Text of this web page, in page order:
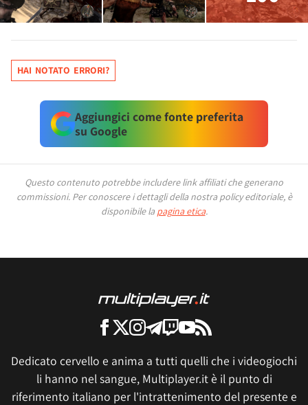
HAI NOTATO ERRORI?
Aggiungici come fonte preferita
su Google
Questo contenuto potrebbe includere link affiliati che generano
commissioni. Per conoscere i dettagli della nostra policy editoriale, è
disponibile la pagina etica.
Dedicato cervello e anima a tutti quelli che i videogiochi
li hanno nel sangue, Multiplayer.it è il punto di
riferimento italiano per l'intrattenimento del presente e